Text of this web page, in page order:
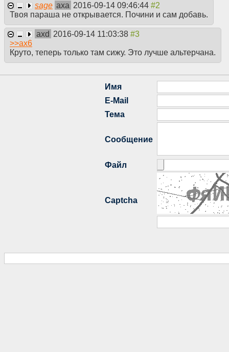
sage axa 2016-09-14 09:46:44
Твоя параша не открывается. Почини и сам добавь.
axd 2016-09-14 11:03:38
>>ax6
Круто, теперь только там сижу. Это лучше альтерчана.